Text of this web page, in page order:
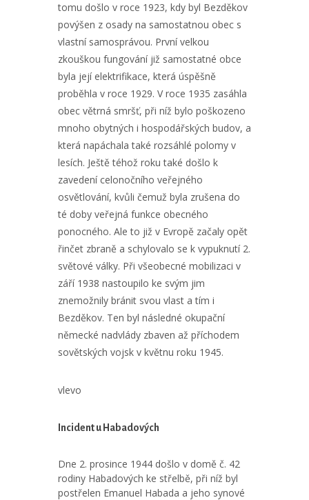
tomu došlo v roce 1923, kdy byl Bezděkov
povýšen z osady na samostatnou obec s
vlastní samosprávou. První velkou
zkouškou fungování již samostatné obce
byla její elektrifikace, která úspěšně
proběhla v roce 1929. V roce 1935 zasáhla
obec větrná smršť, při níž bylo poškozeno
mnoho obytných i hospodářských budov, a
která napáchala také rozsáhlé polomy v
lesích. Ještě téhož roku také došlo k
zavedení celonočního veřejného
osvětlování, kvůli čemuž byla zrušena do
té doby veřejná funkce obecného
ponocného. Ale to již v Evropě začaly opět
řinčet zbraně a schylovalo se k vypuknutí 2.
světové války. Při všeobecné mobilizaci v
září 1938 nastoupilo ke svým jim
znemožnily bránit svou vlast a tím i
Bezděkov. Ten byl následné okupační
německé nadvlády zbaven až příchodem
sovětských vojsk v květnu roku 1945.
vlevo
Incident u Habadových
Dne 2. prosince 1944 došlo v domě č. 42
rodiny Habadových ke střelbě, při níž byl
postřelen Emanuel Habada a jeho synové